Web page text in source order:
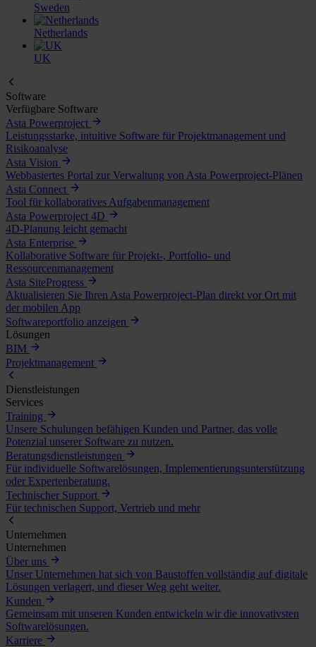
Sweden
Netherlands
UK
Software
Verfügbare Software
Asta Powerproject
Leistungsstarke, intuitive Software für Projektmanagement und
Risikoanalyse
Asta Vision
Webbasiertes Portal zur Verwaltung von Asta Powerproject-Plänen
Asta Connect
Tool für kollaboratives Aufgabenmanagement
Asta Powerproject 4D
4D-Planung leicht gemacht
Asta Enterprise
Kollaborative Software für Projekt-, Portfolio- und
Ressourcenmanagement
Asta SiteProgress
Aktualisieren Sie Ihren Asta Powerproject-Plan direkt vor Ort mit
der mobilen App
Softwareportfolio anzeigen
Lösungen
BIM
Projektmanagement
Dienstleistungen
Services
Training
Unsere Schulungen befähigen Kunden und Partner, das volle
Potenzial unserer Software zu nutzen.
Beratungsdienstleistungen
Für individuelle Softwarelösungen, Implementierungsunterstützung
oder Expertenberatung.
Technischer Support
Für technischen Support, Vertrieb und mehr
Unternehmen
Unternehmen
Über uns
Unser Unternehmen hat sich von Baustoffen vollständig auf digitale
Lösungen verlagert, und dieser Weg geht weiter.
Kunden
Gemeinsam mit unseren Kunden entwickeln wir die innovativsten
Softwarelösungen.
Karriere